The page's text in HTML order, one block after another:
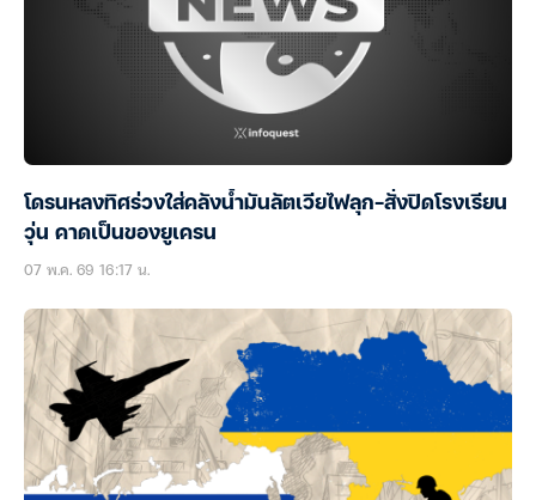
โดรนหลงทิศร่วงใส่คลังน้ำมันลัตเวียไฟลุก-สั่งปิดโรงเรียน
วุ่น คาดเป็นของยูเครน
07 พ.ค. 69 16:17 น.